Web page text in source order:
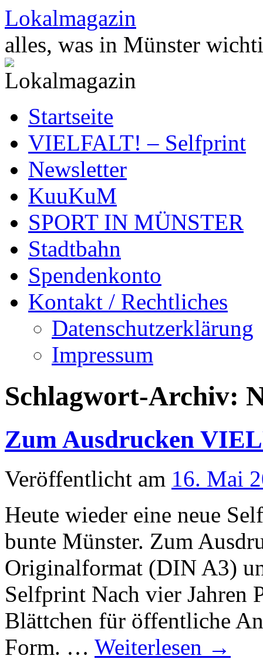
Zum
Inhalt
springen
Lokalmagazin
alles, was in Münster
Startseite
VIELFALT! – Selfprint
Newsletter
KuuKuM
SPORT IN MÜNSTER
Stadtbahn
Spendenkonto
Kontakt / Rechtliches
Datenschutzerklärung
Impressum
Schlagwort-Archiv:
Zum Ausdrucken
Veröffentlicht am 16. Mai
Heute wieder eine neue
bunte Münster. Zum
Originalformat (DIN A3)
Selfprint Nach vier Jahren
Blättchen für öffentliche
Form. … Weiterlesen →